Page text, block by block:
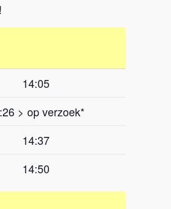
14:05
> op verzoek*
14:37
14:50